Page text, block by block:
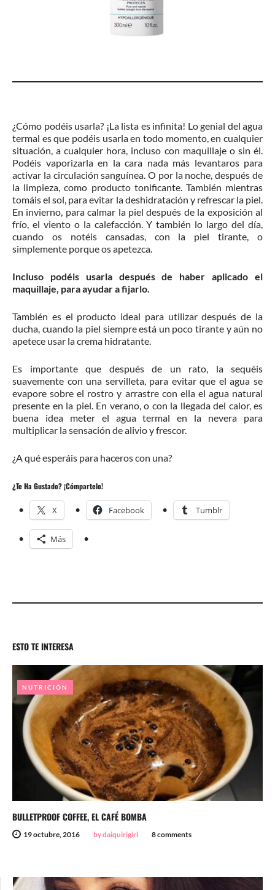
¿Cómo podéis usarla? ¡La lista es infinita! Lo genial del agua
termal es que podéis usarla en todo momento, en cualquier
situación, a cualquier hora, incluso con maquillaje o sin él.
Podéis vaporizarla en la cara nada más levantaros para
activar la circulación sanguínea. O por la noche, después de
la limpieza, como producto tonificante. También mientras
tomáis el sol, para evitar la deshidratación y refrescar la piel.
En invierno, para calmar la piel después de la exposición al
frío, el viento o la calefacción. Y también lo largo del día,
cuando os notéis cansadas, con la piel tirante, o
simplemente porque os apetezca.
Incluso podéis usarla después de haber aplicado el
maquillaje, para ayudar a fijarlo.
También es el producto ideal para utilizar después de la
ducha, cuando la piel siempre está un poco tirante y aún no
apetece usar la crema hidratante.
Es importante que después de un rato, la sequéis
suavemente con una servilleta, para evitar que el agua se
evapore sobre el rostro y arrastre con ella el agua natural
presente en la piel. En verano, o con la llegada del calor, es
buena idea meter el agua termal en la nevera para
multiplicar la sensación de alivio y frescor.
¿A qué esperáis para haceros con una?
¿Te Ha Gustado? ¡Cómpartelo!
X Facebook Tumblr
Más
ESTO TE INTERESA
BULLETPROOF COFFEE, EL CAFÉ BOMBA
19 octubre, 2016 by daiquirigirl 8 comments
NUTRICIÓN